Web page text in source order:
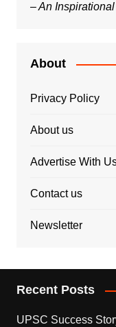
– An
About
Privacy Policy
About us
Advertise With
Contact us
Newsletter
Recent Posts
UPSC Success